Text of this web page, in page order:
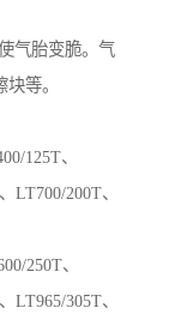
气胎变脆。气
等。
125T、
LT700/200T、
250T、
LT965/305T、